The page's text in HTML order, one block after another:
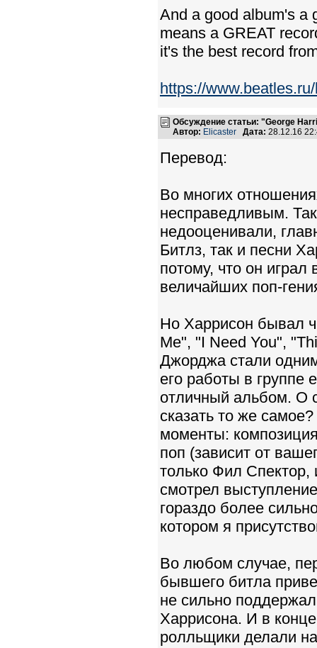
And a good album's a
means a GREAT
it's the best record
https://
Обсуждение статьи: "George
Автор: Elicaster Дата: 28.12.16
Перевод:
Во многих
несправедливым.
недооценивали,
Битлз, так и песни
потому, что он играл
величайших поп-
Но Харрисон бывал
Me", "I Need You",
Джорджа стали
его работы в группе
отличный альбом. О
сказать то же
моменты:
поп (зависит от
только Фил Спектор,
смотрел
гораздо более
котором я
Во любом случае,
бывшего битла
не сильно
Харрисона. И в
ролльщики делали